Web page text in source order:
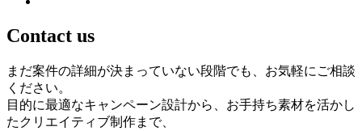
Contact us
まだ案件の詳細が決まっていない段階でも、お気軽にご相談
ください。
目的に最適なキャンペーン設計から、お手持ち素材を活かし
たクリエイティブ制作まで、